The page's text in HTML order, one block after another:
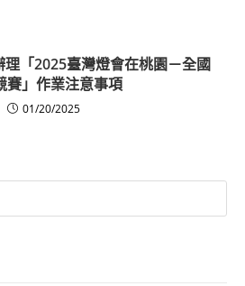
「2025臺灣燈會在桃園－全國
賽」作業注意事項
01/20/2025